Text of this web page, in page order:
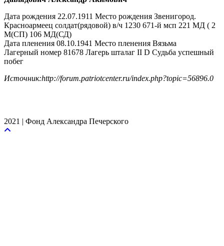
Дата рождения 22.07.1911 Место рождения Звенигород.
Красноармеец солдат(рядовой) в/ч 1230 671-й мсп 221 МД ( 2
М(СП) 106 МД(СД)
Дата пленения 08.10.1941 Место пленения Вязьма
Лагерный номер 81678 Лагерь шталаг II D Судьба успешный
побег
Источник:http://forum.patriotcenter.ru/index.php?topic=56896.0
2021 | Фонд Александра Печерского